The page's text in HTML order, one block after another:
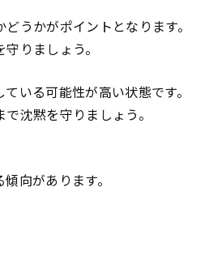
うかがポイントとなります。
りましょう。
いる可能性が高い状態です。
沈黙を守りましょう。
向があります。